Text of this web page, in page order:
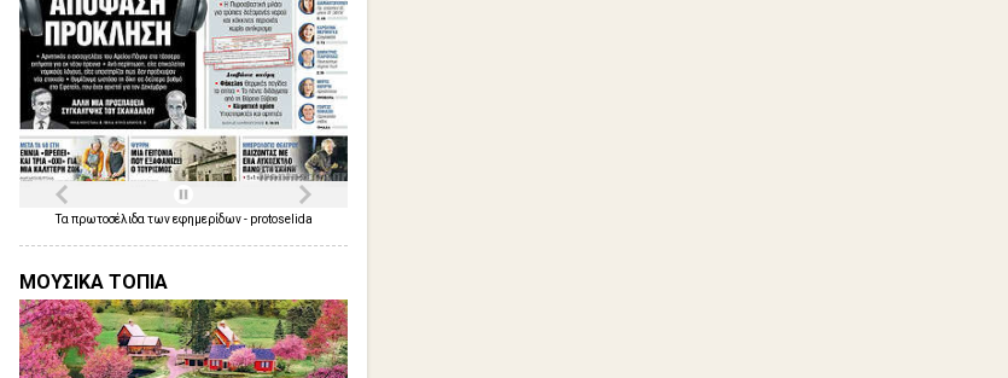
Τα πρωτοσέλιδα τωνεφημερίδων- protoselida
ΜΟΥΣΙΚΑ ΤΟΠΙΑ